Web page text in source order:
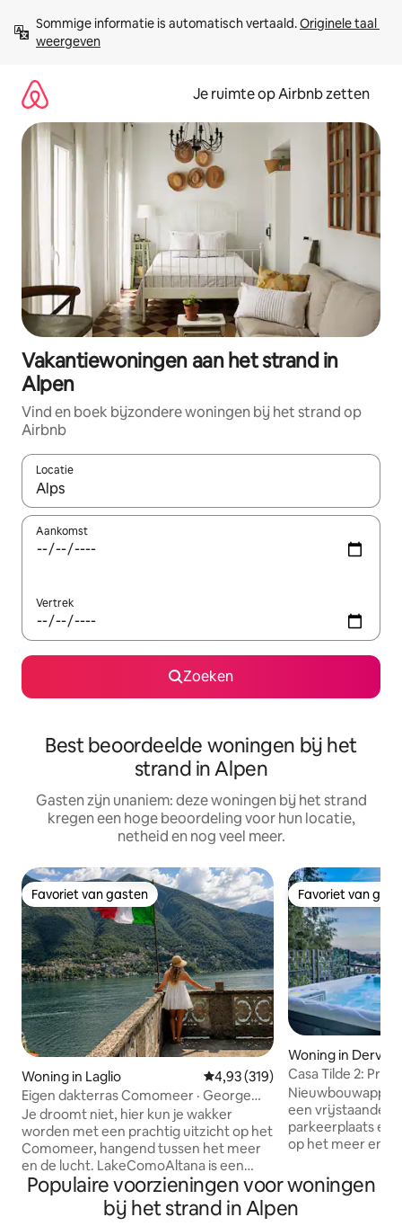
direct
naar
Sommige informatie is automatisch vertaald. Originele taal
weergeven
Je ruimte op Airbnb zetten
Vakantiewoningen aan het strand in
Alpen
Vind en boek bijzondere woningen bij het strand op
Airbnb
Locatie
Wanneer er suggesties beschikbaar zijn, maak je een keuze
Aankomst
Vertrek
Zoeken
Best beoordeelde woningen bij het
strand in Alpen
Gasten zijn unaniem: deze woningen bij het strand
kregen een hoge beoordeling voor hun locatie,
netheid en nog veel meer.
Favoriet van gasten
Favoriet van gasten
Woning in Laglio Gemiddelde beoordeling van
4,93 (319)
Eigen dakterras Comomeer · George
Clooney Laglio
Je droomt niet, hier kun je wakker
worden met een prachtig uitzicht op het
Comomeer, hangend tussen het meer
en de lucht. LakeComoAltana is een
unieke accommodatie van 400 jaar oud
met uitzicht op het meer in Laglio met
een zeldzaam juweeltje, een
Favoriet van
Favoriet van
Woning in Dervio
Casa Tilde 2:
Comomeer -
een vrijstaande
parkeerplaats en
op het meer en
strand. Bestaat
een woonkamer
Populaire voorzieningen voor woningen
bij het strand in Alpen